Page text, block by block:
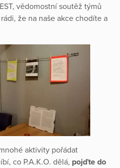
vědomostní soutěž týmů
že na naše akce chodíte a
aktivity pořádat
co P.A.K.O. dělá, pojďte do